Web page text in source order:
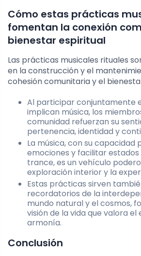
Cómo estas prácticas
fomentan la conexión
bienestar espiritual
Las prácticas musicales rituales
en la construcción y el
cohesión comunitaria y el
Al participar conjuntamente
implican música, los
comunidad refuerzan su
pertenencia, identidad y
La música, con su capacidad
emociones y facilitar
trance, es un vehículo
exploración interior y la
Estas prácticas sirven
recordatorios de la
mundo natural y el cosmos,
visión de la vida que valora el
armonía.
Conclusión